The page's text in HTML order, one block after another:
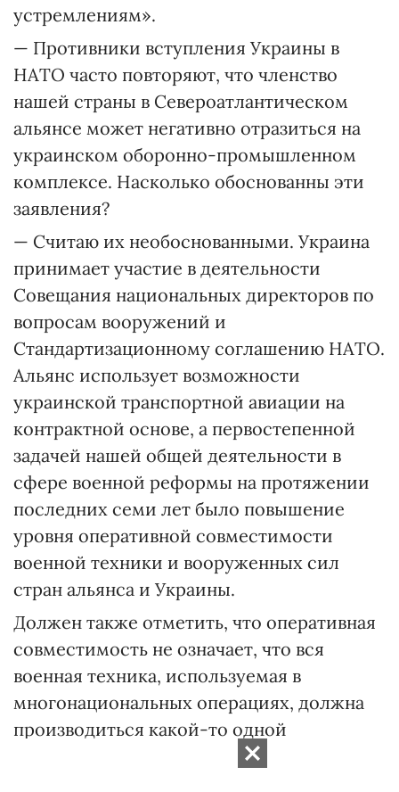
устремлениям».
— Противники вступления Украины в
НАТО часто повторяют, что членство
нашей страны в Североатлантическом
альянсе может негативно отразиться на
украинском оборонно-промышленном
комплексе. Насколько обоснованны эти
заявления?
— Считаю их необоснованными. Украина
принимает участие в деятельности
Совещания национальных директоров по
вопросам вооружений и
Стандартизационному соглашению НАТО.
Альянс использует возможности
украинской транспортной авиации на
контрактной основе, а первостепенной
задачей нашей общей деятельности в
сфере военной реформы на протяжении
последних семи лет было повышение
уровня оперативной совместимости
военной техники и вооруженных сил
стран альянса и Украины.
Должен также отметить, что оперативная
совместимость не означает, что вся
военная техника, используемая в
многонациональных операциях, должна
производиться какой-то одной